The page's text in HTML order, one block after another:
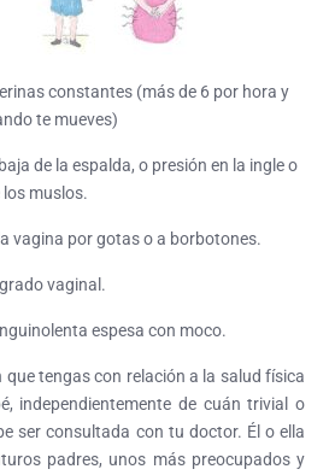
constantes (más de 6 por hora y
te mueves)
de la espalda, o presión en la ingle o
muslos.
vagina por gotas o a borbotones.
vaginal.
espesa con moco.
tengas con relación a la salud física
independientemente de cuán trivial o
ser consultada con tu doctor. Él o ella
padres, unos más preocupados y